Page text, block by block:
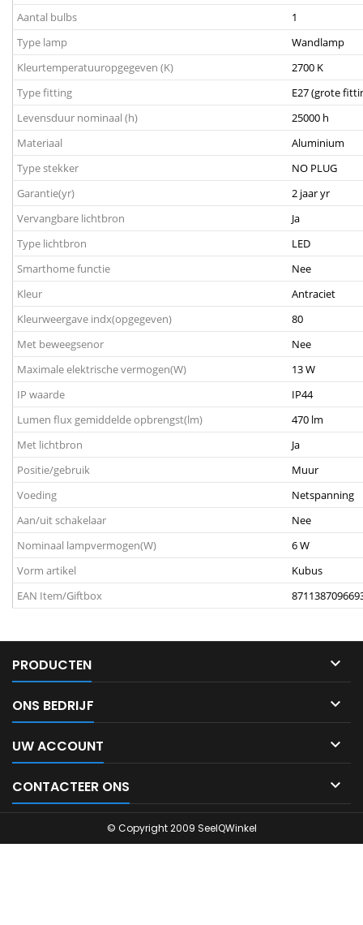
Aantal bulbs
1
Type lamp
Wandlamp
Kleurtemperatuuropgegeven (K)
2700 K
Type fitting
E27 (grote
Levensduur nominaal (h)
25000 h
Materiaal
Aluminium
Type stekker
NO PLUG
Garantie(yr)
2 jaar yr
Vervangbare lichtbron
Ja
Type lichtbron
LED
Smarthome functie
Nee
Kleur
Antraciet
Kleurweergave indx(opgegeven)
80
Met beweegsenor
Nee
Maximale elektrische vermogen(W)
13 W
IP waarde
IP44
Lumen flux gemiddelde opbrengst(lm)
470 lm
Met lichtbron
Ja
Positie/gebruik
Muur
Voeding
Netspanning
Aan/uit schakelaar
Nee
Nominaal lampvermogen(W)
6 W
Vorm artikel
Kubus
EAN Item/Giftbox
PRODUCTEN 
ONS BEDRIJF 
UW ACCOUNT 
CONTACTEER ONS 
© Copyright 2009 SeeIQWinkel